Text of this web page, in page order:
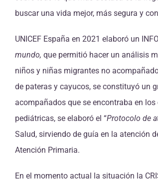
buscar una vida mejor, más segura y
UNICEF España en 2021 elaboró un
mundo, que permitió hacer un análisis
niños y niñas migrantes no
de pateras y cayucos, se constituyó un
acompañados que se encontraba en
pediátricas, se elaboró el “Protocolo de
Salud, sirviendo de guía en la atención
Atención Primaria.
En el momento actual la situación la